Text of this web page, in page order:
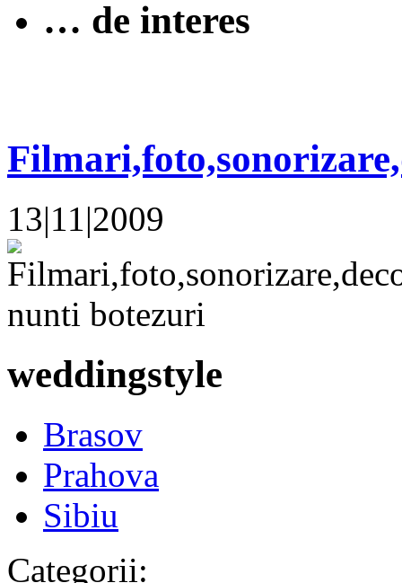
… de interes
13|11|2009
weddingstyle
Brasov
Prahova
Sibiu
Categorii: